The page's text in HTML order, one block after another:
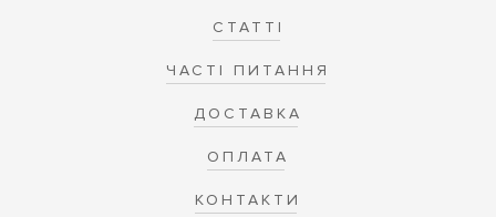
СТАТТІ
ЧАСТІ ПИТАННЯ
ДОСТАВКА
ОПЛАТА
КОНТАКТИ